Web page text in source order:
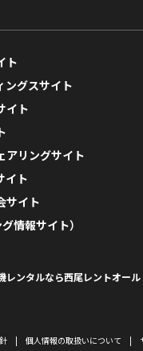
ト
ングスサイト
イト
アリングサイト
イト
サイト
情報サイト）
レンタルなら西尾レントオール
個人情報の取扱いについて